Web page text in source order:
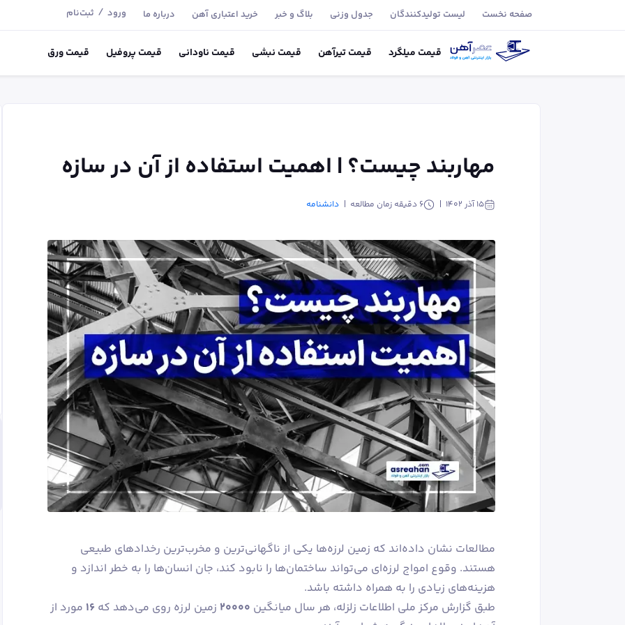
صفحه نخست لیست تولید‌کنندگان جدول وزنی بلاگ و خبر خرید اعتباری آهن درباره ما ورود / ثبت‌نام
قیمت میلگرد قیمتتیر‌آهن قیمت نبشی قیمت ناودانی قیمت پروفیل قیمتورق
مهاربند چیست؟ | اهمیت استفاده از آن در سازه
۱۵ آذر ۱۴۰۲ 6 دقیقه زمان مطالعه دانشنامه
مطالعات نشان داده‌اند که زمین ‌لرزه‌ها یکی از ناگهانی‌ترین و مخرب‌ترین رخدادهای طبیعی
هستند. وقوع امواج لرزه‌ای می‌تواند ساختمان‌ها را نابود کند، جان انسان‌ها را به خطر اندازد و
هزینه‌های زیادی را به همراه داشته باشد.
طبق گزارش مرکز ملی اطلاعات زلزله، هر سال میانگین ۲۰۰۰۰ زمین ‌لرزه روی می‌دهد که ۱۶ مورد از